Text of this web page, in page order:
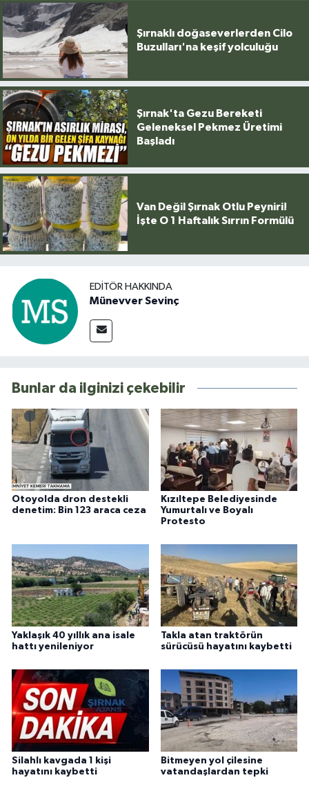
Şırnaklı doğaseverlerden Cilo
Buzulları'na keşif yolculuğu
Şırnak'ta Gezu Bereketi
Geleneksel Pekmez Üretimi
Başladı
Van Değil Şırnak Otlu Peyniri!
İşte O 1 Haftalık Sırrın Formülü
EDITÖR HAKKINDA
Münevver Sevinç
Bunlar da ilginizi çekebilir
Otoyolda dron destekli
denetim: Bin 123 araca ceza
Kızıltepe Belediyesinde
Yumurtalı ve Boyalı
Protesto
Yaklaşık 40 yıllık ana isale
hattı yenileniyor
Takla atan traktörün
sürücüsü hayatını kaybetti
Silahlı kavgada 1 kişi
hayatını kaybetti
Bitmeyen yol çilesine
vatandaşlardan tepki